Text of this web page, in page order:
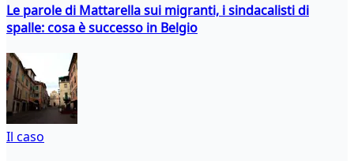
Le parole di Mattarella sui migranti, i sindacalisti di
spalle: cosa è successo in Belgio
Il caso